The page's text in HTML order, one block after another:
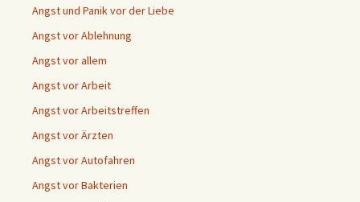
Angst und Panik vor der Liebe
Angst vor Ablehnung
Angst vor allem
Angst vor Arbeit
Angst vor Arbeitstreffen
Angst vor Ärzten
Angst vor Autofahren
Angst vor Bakterien